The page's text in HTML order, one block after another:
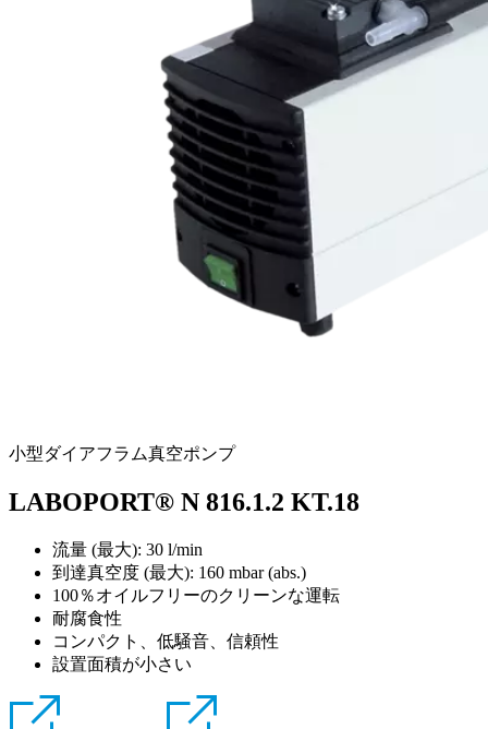
小型ダイアフラム真空ポンプ
LABOPORT® N 816.1.2 KT.18
流量 (最大): 30 l/min
到達真空度 (最大): 160 mbar (abs.)
100％オイルフリーのクリーンな運転
耐腐食性
コンパクト、低騒音、信頼性
設置面積が小さい